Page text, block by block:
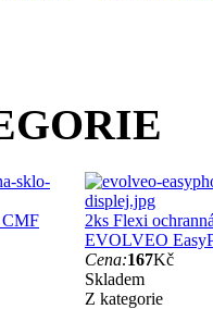
CMF
2ks Flexi
EVOLVEO
Cena:167Kč
Skladem
Z kategorie